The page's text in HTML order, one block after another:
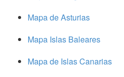
Mapa de Asturias
Mapa Islas Baleares
Mapa de Islas Canarias